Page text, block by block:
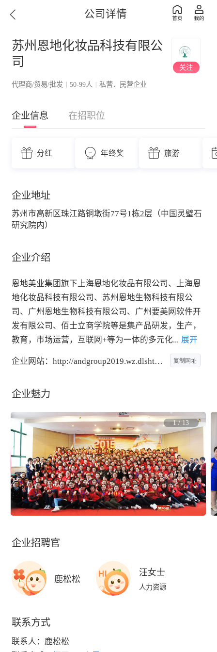
公司详情
苏州恩地化妆品科技有限公
司
代理商/贸易/批发 | 50-99人 | 私营．民营企业
关注
企业信息 在招职位
分红 年终奖 旅游
企业地址
苏州市高新区珠江路铜墩街77号1栋2层（中国灵璧石
研究院内）
企业介绍
恩地美业集团旗下上海恩地化妆品有限公司、上海恩
地化妆品科技有限公司、苏州恩地生物科技有限公
司、广州恩地生物科技有限公司、广州要美网软件开
发有限公司、佰士立商学院等是集产品研发，生产，
教育，市场运营，互联网+等为一体的多元化... 展开
企业网站： http://andgroup2019.wz.dlshtsy.net.cn/
复制网址
企业魅力
1/ 13
企业招聘官
鹿松松
汪女士
人力资源
联系方式
联系人： 鹿松松